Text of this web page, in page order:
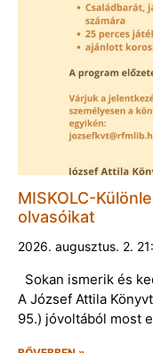
MISKOLC-
olvasóikat
2026. augusztus. 2.
Sokan ismerik és
A József Attila
95.) jóvoltából most